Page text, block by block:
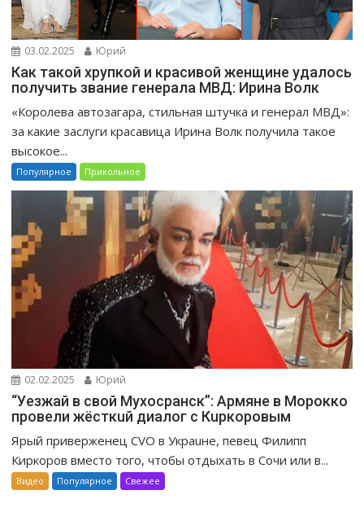
03.02.2025 Юрий
Как такой хрупкой и красивой женщине удалось
получить звание генерала МВД: Ирина Волк
«Королева автозагара, стильная штучка и генерал МВД»:
за какие заслуги красавица Ирина Волк получила такое
высокое...
Популярное Прикольное
02.02.2025 Юрий
“Уeзжaй в свoй Мухоcpaнск”: Apмяне в Mopoккo
провели жёсткuй диалог с Кuркоровым
Ярый приверженец CVO в Украuне, певец Филипп
Киркоров вместо того, чтобы отдыхать в Сочи или в...
Видео Популярное Свежее